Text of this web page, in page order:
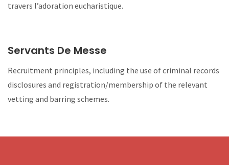
travers l’adoration eucharistique.
Servants De Messe
Recruitment principles, including the use of criminal records
disclosures and registration/membership of the relevant
vetting and barring schemes.